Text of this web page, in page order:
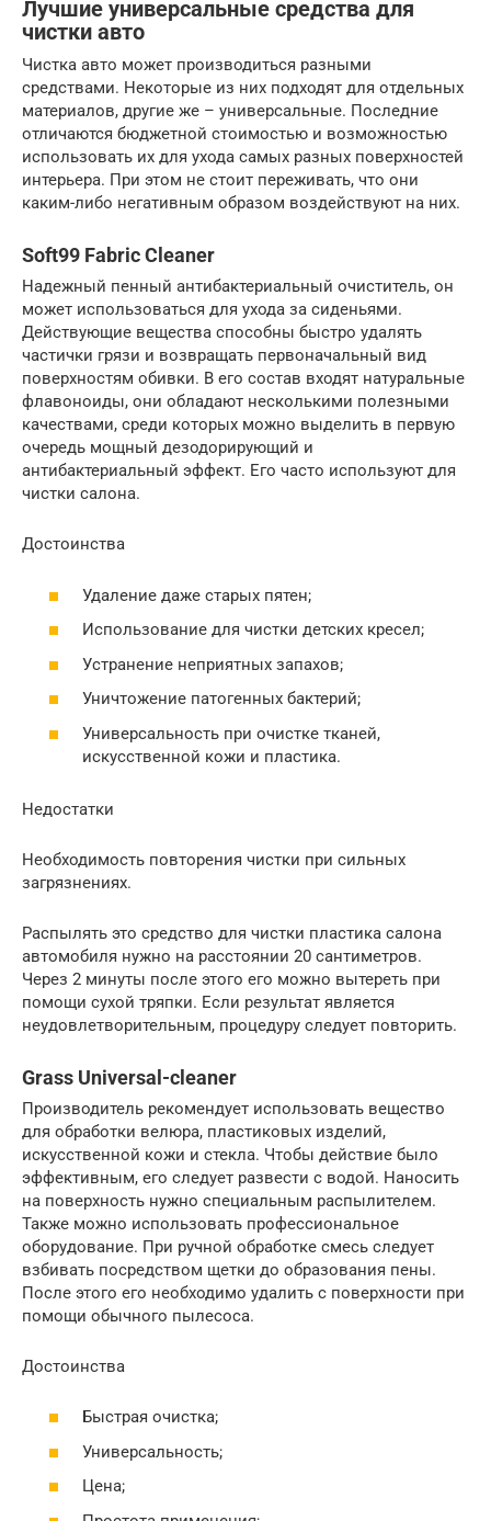
Лучшие универсальные средства для
чистки авто
Чистка авто может производиться разными
средствами. Некоторые из них подходят для отдельных
материалов, другие же – универсальные. Последние
отличаются бюджетной стоимостью и возможностью
использовать их для ухода самых разных поверхностей
интерьера. При этом не стоит переживать, что они
каким-либо негативным образом воздействуют на них.
Soft99 Fabric Cleaner
Надежный пенный антибактериальный очиститель, он
может использоваться для ухода за сиденьями.
Действующие вещества способны быстро удалять
частички грязи и возвращать первоначальный вид
поверхностям обивки. В его состав входят натуральные
флавоноиды, они обладают несколькими полезными
качествами, среди которых можно выделить в первую
очередь мощный дезодорирующий и
антибактериальный эффект. Его часто используют для
чистки салона.
Достоинства
Удаление даже старых пятен;
Использование для чистки детских кресел;
Устранение неприятных запахов;
Уничтожение патогенных бактерий;
Универсальность при очистке тканей,
искусственной кожи и пластика.
Недостатки
Необходимость повторения чистки при сильных
загрязнениях.
Распылять это средство для чистки пластика салона
автомобиля нужно на расстоянии 20 сантиметров.
Через 2 минуты после этого его можно вытереть при
помощи сухой тряпки. Если результат является
неудовлетворительным, процедуру следует повторить.
Grass Universal-cleaner
Производитель рекомендует использовать вещество
для обработки велюра, пластиковых изделий,
искусственной кожи и стекла. Чтобы действие было
эффективным, его следует развести с водой. Наносить
на поверхность нужно специальным распылителем.
Также можно использовать профессиональное
оборудование. При ручной обработке смесь следует
взбивать посредством щетки до образования пены.
После этого его необходимо удалить с поверхности при
помощи обычного пылесоса.
Достоинства
Быстрая очистка;
Универсальность;
Цена;